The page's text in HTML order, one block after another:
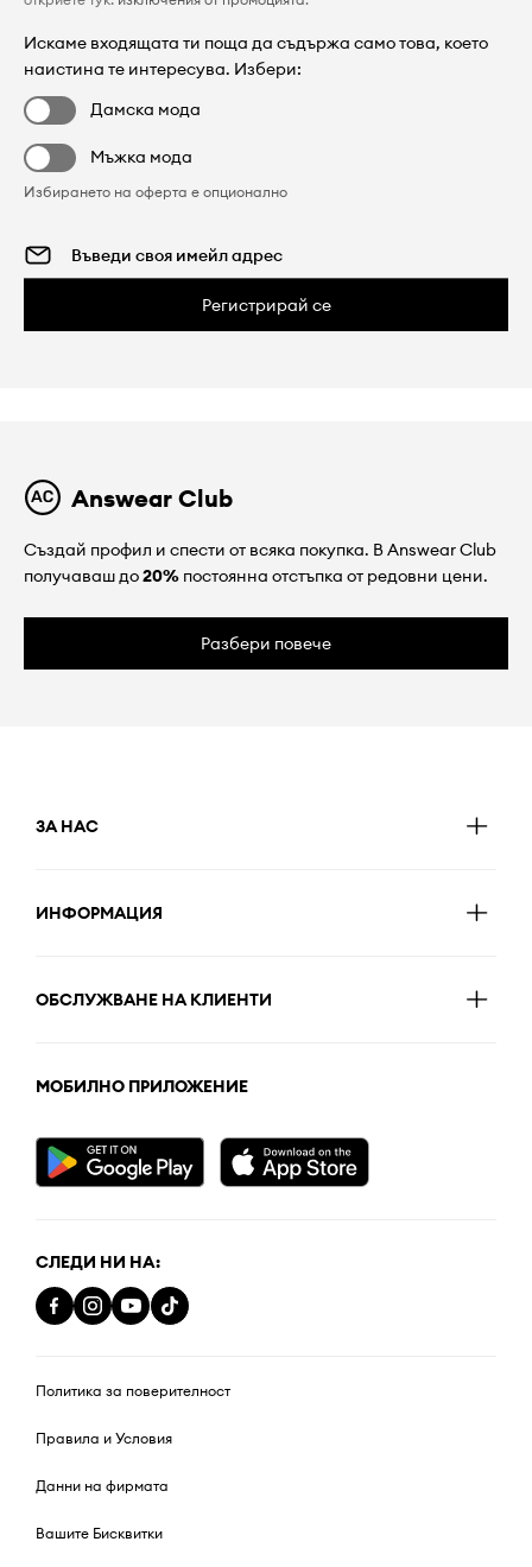
Искаме входящата ти поща да съдържа само това, което
наистина те интересува. Избери:
Дамска мода
Мъжка мода
Избирането на оферта е опционално
Регистрирай се
Answear Club
Създай профил и спести от всяка покупка. В Answear Club
получаваш до20% постоянна отстъпка от редовни цени.
Разбери повече
ЗА НАС
ИНФОРМАЦИЯ
ОБСЛУЖВАНЕ НА КЛИЕНТИ
МОБИЛНО ПРИЛОЖЕНИЕ
СЛЕДИ НИ НА:
Политика за поверителност
Правила и Условия
Данни на фирмата
Вашите Бисквитки